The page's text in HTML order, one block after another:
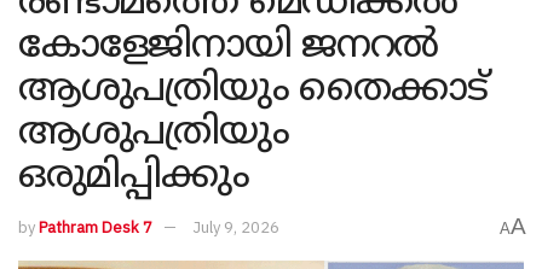
കോളേജിനായി ജനറൽ
ആശുപത്രിയും തൈക്കാട്
ആശുപത്രിയും
ഒരുമിപ്പിക്കും
byPathram Desk 7 July 9, 2026 AA